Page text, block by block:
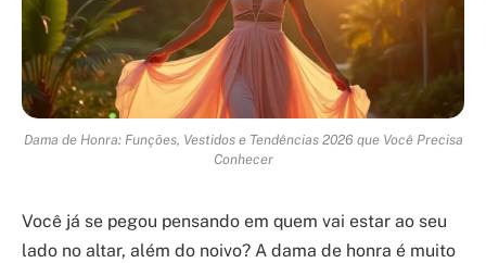
Dama de Honra: Funções, Vestidos e Tendências 2026 que Você Precisa
Conhecer
Você já se pegou pensando em quem vai estar ao seu
lado no altar, além do noivo? A dama de honra é muito